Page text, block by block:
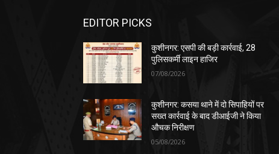
EDITOR PICKS
कुशीनगर: एसपी की बड़ी कार्रवाई, 28
पुलिसकर्मी लाइन हाजिर
07/08/2026
कुशीनगर: कसया थाने में दो सिपाहियों पर
सख्त कार्रवाई के बाद डीआईजी ने किया
औचक निरीक्षण
05/08/2026